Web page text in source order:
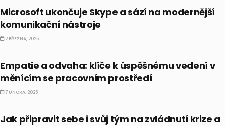
Microsoft ukončuje Skype a sází na modernější
komunikační nástroje
2 BŘEZNA, 2025
Empatie a odvaha: klíče k úspěšnému vedení v
měnícím se pracovním prostředí
7 ÚNORA, 2025
Jak připravit sebe i svůj tým na zvládnutí krize a